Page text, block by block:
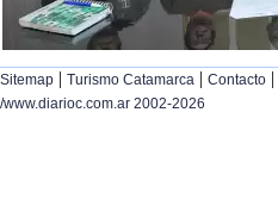
Sitemap | Turismo Catamarca | Contacto |
/www.diarioc.com.ar 2002-2026